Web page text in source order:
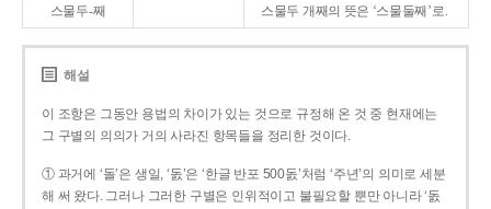
스물두-째 스물두 개째의 뜻은 ‘스물둘째’로.
해설
이 조항은 그동안 용법의 차이가 있는 것으로 규정해 온 것 중 현재에는
그 구별의 의의가 거의 사라진 항목들을 정리한 것이다.
① 과거에 ‘돌’은 생일, ‘돐’은 ‘한글 반포 500돐’처럼 ‘주년’의 의미로 세분
해 써 왔다. 그러나 그러한 구별은 인위적이고 불필요할 뿐만 아니라 ‘돐